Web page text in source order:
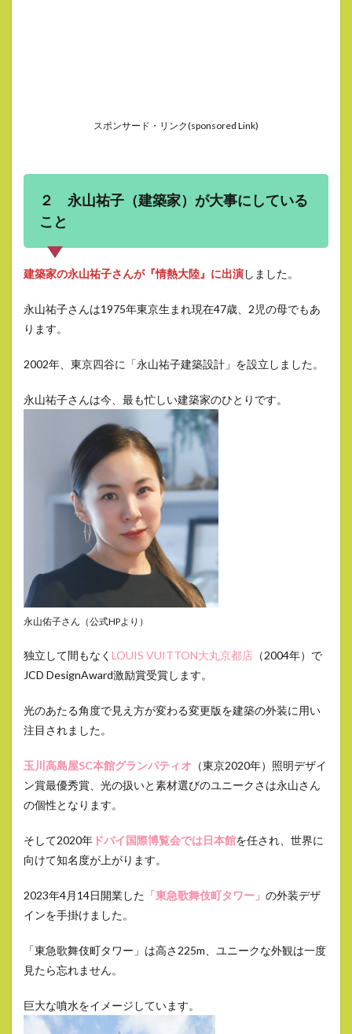
スポンサード・リンク(sponsored Link)
２ 永山祐子（建築家）が大事にしている
こと
建築家の永山祐子さんが『情熱大陸』に出演しました。
永山祐子さんは1975年東京生まれ現在47歳、2児の母でもあ
ります。
2002年、東京四谷に「永山祐子建築設計」を設立しました。
永山祐子さんは今、最も忙しい建築家のひとりです。
永山佑子さん（公式HPより）
独立して間もなく LOUIS VUITTON大丸京都店 （2004年）で
JCD DesignAward激励賞受賞します。
光のあたる角度で見え方が変わる変更版を建築の外装に用い
注目されました。
玉川高島屋SC本館グランパティオ （東京2020年）照明デザイ
ン賞最優秀賞、光の扱いと素材選びのユニークさは永山さん
の個性となります。
そして2020年 ドバイ国際博覧会では日本館を任され、世界に
向けて知名度が上がります。
2023年4月14日開業した 「東急歌舞伎町タワー」 の外装デザ
インを手掛けました。
「東急歌舞伎町タワー」は高さ225m、ユニークな外観は一度
見たら忘れません。
巨大な噴水をイメージしています。